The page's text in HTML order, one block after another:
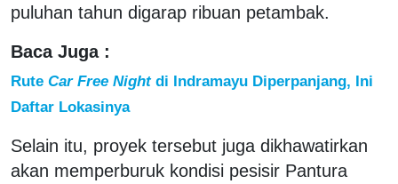
puluhan tahun digarap ribuan petambak.
Baca Juga :
Rute Car Free Nightdi Indramayu Diperpanjang, Ini
Daftar Lokasinya
Selain itu, proyek tersebut juga dikhawatirkan
akan memperburuk kondisi pesisir Pantura